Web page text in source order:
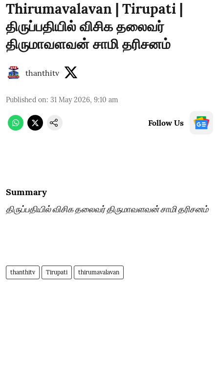
Thirumavalavan | Tirupati |
திருப்பதியில் விசிக தலைவர்
திருமாவளவன் சாமி தரிசனம்
thanthitv
Published on: 31 May 2026, 9:10 am
Follow Us
Summary
திருப்பதியில் விசிக தலைவர் திருமாவளவன் சாமி தரிசனம்
thanthitv Tirupati thirumavalavan